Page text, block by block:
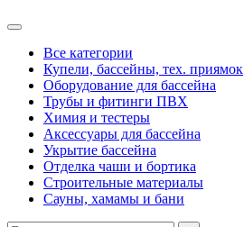
Все категории
Купели, бассейны, тех. приямок
Оборудование для бассейна
Трубы и фитинги ПВХ
Химия и тестеры
Аксессуары для бассейна
Укрытие бассейна
Отделка чаши и бортика
Строительные материалы
Сауны, хамамы и бани